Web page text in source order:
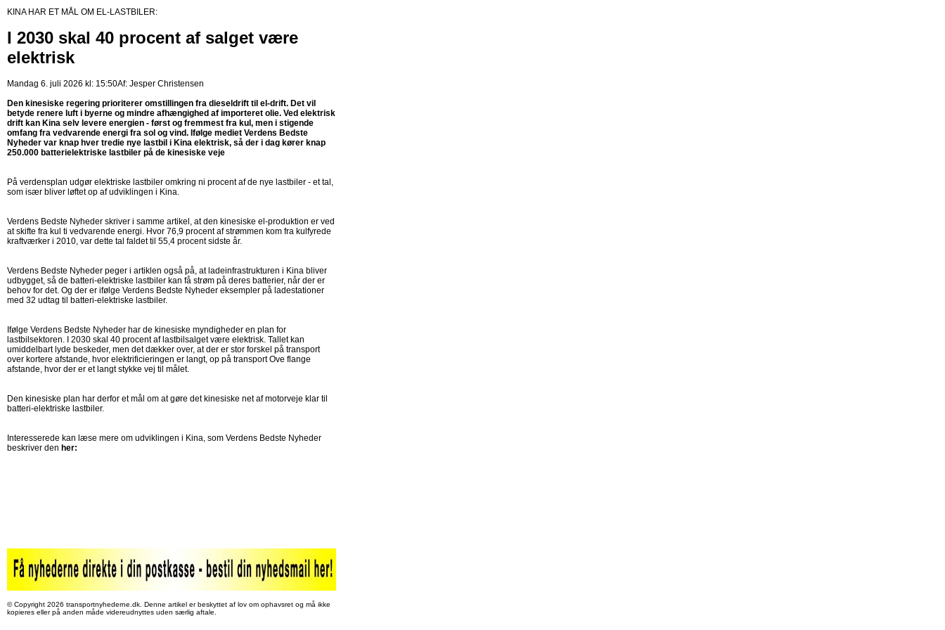
KINA HAR ET MÅL OM EL-LASTBILER:
I 2030 skal 40 procent af salget være
elektrisk
Mandag 6. juli 2026 kl: 15:50Af: Jesper Christensen
Den kinesiske regering prioriterer omstillingen fra dieseldrift til el-drift. Det vil
betyde renere luft i byerne og mindre afhængighed af importeret olie. Ved elektrisk
drift kan Kina selv levere energien - først og fremmest fra kul, men i stigende
omfang fra vedvarende energi fra sol og vind. Ifølge mediet Verdens Bedste
Nyheder var knap hver tredie nye lastbil i Kina elektrisk, så der i dag kører knap
250.000 batterielektriske lastbiler på de kinesiske veje
På verdensplan udgør elektriske lastbiler omkring ni procent af de nye lastbiler - et tal,
som især bliver løftet op af udviklingen i Kina.
Verdens Bedste Nyheder skriver i samme artikel, at den kinesiske el-produktion er ved
at skifte fra kul ti vedvarende energi. Hvor 76,9 procent af strømmen kom fra kulfyrede
kraftværker i 2010, var dette tal faldet til 55,4 procent sidste år.
Verdens Bedste Nyheder peger i artiklen også på, at ladeinfrastrukturen i Kina bliver
udbygget, så de batteri-elektriske lastbiler kan få strøm på deres batterier, når der er
behov for det. Og der er ifølge Verdens Bedste Nyheder eksempler på ladestationer
med 32 udtag til batteri-elektriske lastbiler.
Ifølge Verdens Bedste Nyheder har de kinesiske myndigheder en plan for
lastbilsektoren. I 2030 skal 40 procent af lastbilsalget være elektrisk. Tallet kan
umiddelbart lyde beskeder, men det dækker over, at der er stor forskel på transport
over kortere afstande, hvor elektrificieringen er langt, op på transport Ove flange
afstande, hvor der er et langt stykke vej til målet.
Den kinesiske plan har derfor et mål om at gøre det kinesiske net af motorveje klar til
batteri-elektriske lastbiler.
Interesserede kan læse mere om udviklingen i Kina, som Verdens Bedste Nyheder
beskriver den her:
© Copyright 2026 transportnyhederne.dk. Denne artikel er beskyttet af lov om ophavsret og må ikke
kopieres eller på anden måde videreudnyttes uden særlig aftale.